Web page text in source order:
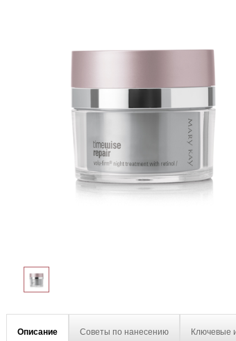
Описание Советы по нанесению Ключевые